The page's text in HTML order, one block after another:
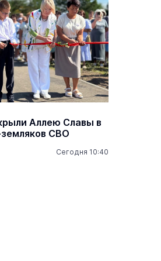
Аллею Славы в
СВО
Сегодня 10:40